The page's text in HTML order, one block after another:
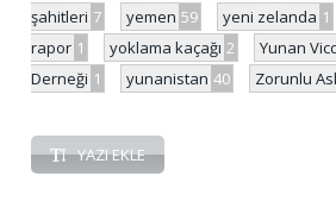
şahitleri 7 yemen 59 yeni zelanda 1
rapor 1 yoklama kaçağı 2
Yunan
Derneği 1 yunanistan 40 Zorunlu
YAZI EKLE